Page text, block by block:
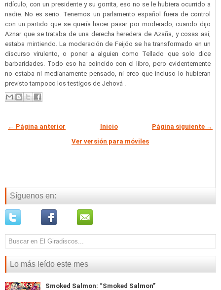
ridículo, con un presidente y su gorrita, eso no se le hubiera ocurrido a
nadie. No es serio. Tenemos un parlamento español fuera de control
con un partido que se quería hacer pasar por moderado, cuando dijo
Aznar que se trataba de una derecha heredera de Azaña, y cosas así,
estaba mintiendo. La moderación de Feijóo se ha transformado en un
discurso virulento, o poner a alguien como Tellado que solo dice
barbaridades. Todo eso ha coincido con el libro, pero evidentemente
no estaba ni medianamente pensado, ni creo que incluso lo hubieran
previsto tampoco los testigos de Jehová .
← Página anterior Página siguiente →
Inicio
Ver versión para móviles
Síguenos en:
Lo más leído este mes
Smoked Salmon: “Smoked Salmon”